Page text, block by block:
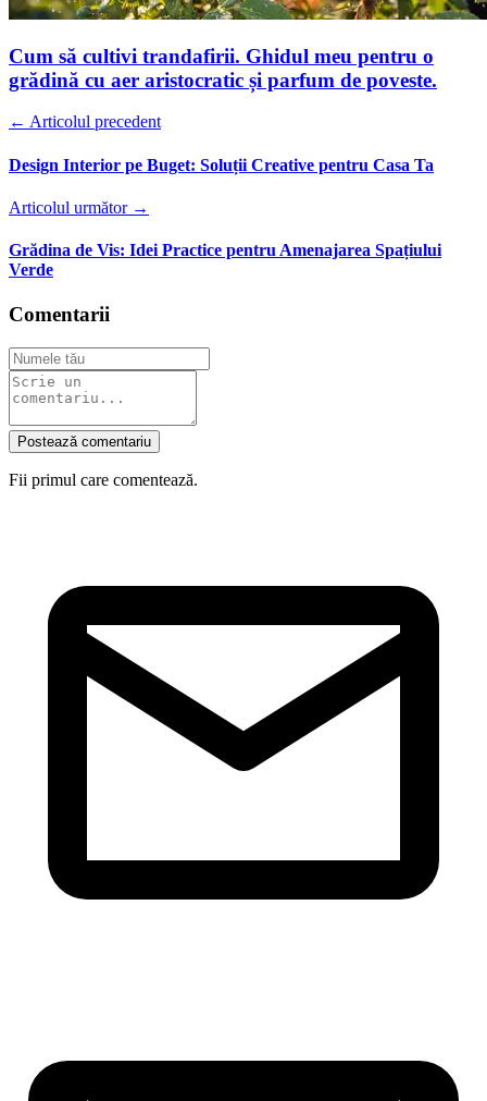
Cum să cultivi trandafirii. Ghidul meu pentru o
grădină cu aer aristocratic și parfum de poveste.
← Articolul precedent
Design Interior pe Buget: Soluții Creative pentru Casa Ta
Articolul următor →
Grădina de Vis: Idei Practice pentru Amenajarea Spațiului
Verde
Comentarii
Postează comentariu
Fii primul care comentează.